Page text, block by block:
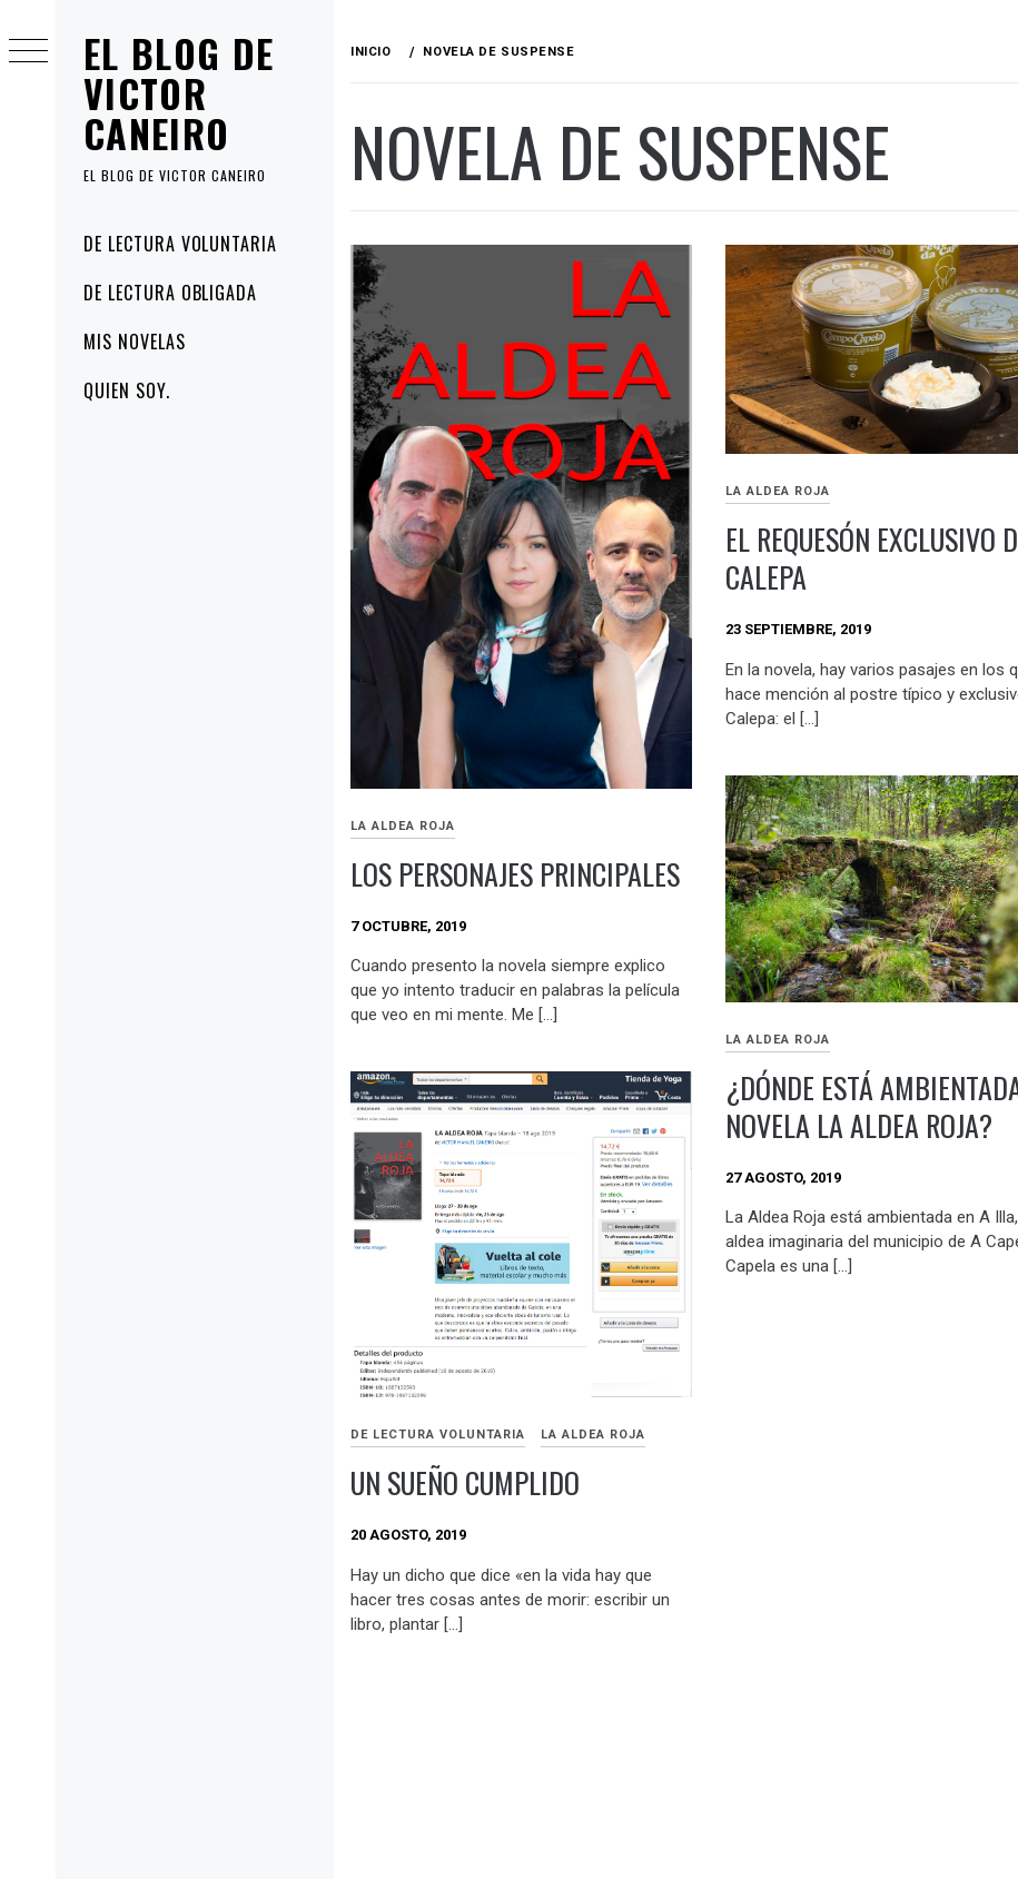
EL BLOG DE
VICTOR
CANEIRO
EL BLOG DE VICTOR CANEIRO
principal
DE LECTURA VOLUNTARIA
DE LECTURA OBLIGADA
MIS NOVELAS
QUIEN SOY.
al
contenido
INICIO NOVELA DE SUSPENSE
NOVELA DE SUSPENSE
LA ALDEA ROJA
LOS PERSONAJES PRINCIPALES
7 OCTUBRE, 2019
Cuando presento la novela siempre explico
que yo intento traducir en palabras la película
que veo en mi mente. Me […]
LA ALDEA ROJA
EL REQUESÓN EXCLUSIVO
CALEPA
23 SEPTIEMBRE, 2019
En la novela, hay varios pasajes en los
hace mención al postre típico y
Calepa: el […]
LA ALDEA ROJA
¿DÓNDE ESTÁ
NOVELA LA ALDEA ROJA?
27 AGOSTO, 2019
La Aldea Roja está ambientada en A
aldea imaginaria del municipio de A
Capela es una […]
DE LECTURA VOLUNTARIA LA ALDEA ROJA
UN SUEÑO CUMPLIDO
20 AGOSTO, 2019
Hay un dicho que dice «en la vida hay que
hacer tres cosas antes de morir: escribir un
libro, plantar […]